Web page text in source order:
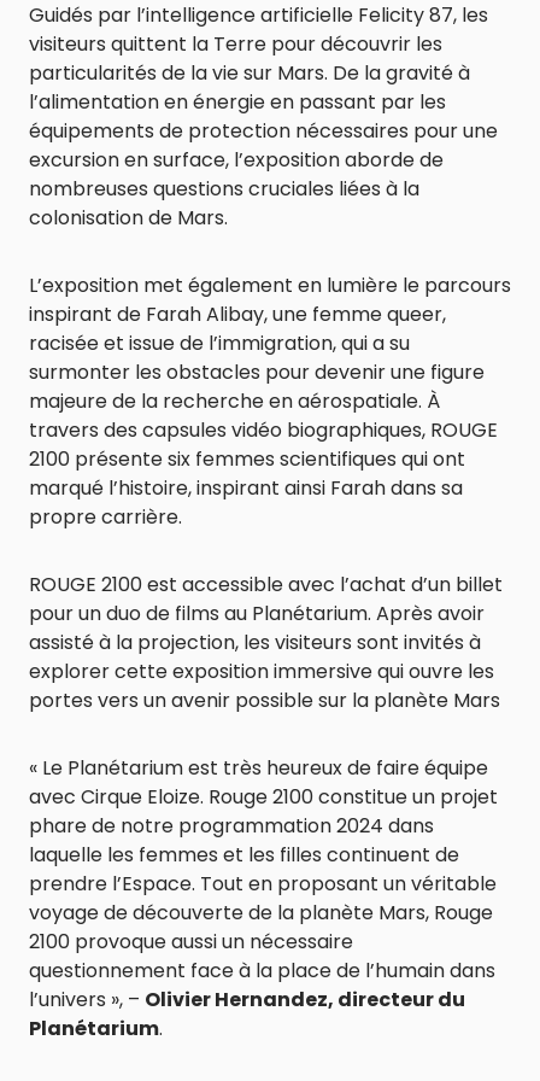
Guidés par l’intelligence artificielle Felicity 87, les
visiteurs quittent la Terre pour découvrir les
particularités de la vie sur Mars. De la gravité à
l’alimentation en énergie en passant par les
équipements de protection nécessaires pour une
excursion en surface, l’exposition aborde de
nombreuses questions cruciales liées à la
colonisation de Mars.
L’exposition met également en lumière le parcours
inspirant de Farah Alibay, une femme queer,
racisée et issue de l’immigration, qui a su
surmonter les obstacles pour devenir une figure
majeure de la recherche en aérospatiale. À
travers des capsules vidéo biographiques, ROUGE
2100 présente six femmes scientifiques qui ont
marqué l’histoire, inspirant ainsi Farah dans sa
propre carrière.
ROUGE 2100 est accessible avec l’achat d’un billet
pour un duo de films au Planétarium. Après avoir
assisté à la projection, les visiteurs sont invités à
explorer cette exposition immersive qui ouvre les
portes vers un avenir possible sur la planète Mars
« Le Planétarium est très heureux de faire équipe
avec Cirque Eloize. Rouge 2100 constitue un projet
phare de notre programmation 2024 dans
laquelle les femmes et les filles continuent de
prendre l’Espace. Tout en proposant un véritable
voyage de découverte de la planète Mars, Rouge
2100 provoque aussi un nécessaire
questionnement face à la place de l’humain dans
l’univers », – Olivier Hernandez, directeur du
Planétarium.